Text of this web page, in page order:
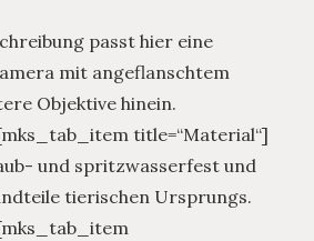
passt hier eine
mit angeflanschtem
Objektive hinein.
title=“Material“]
und spritzwasserfest und
tierischen Ursprungs.